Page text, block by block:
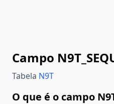
Campo
Tabela N9T
O que é o campo